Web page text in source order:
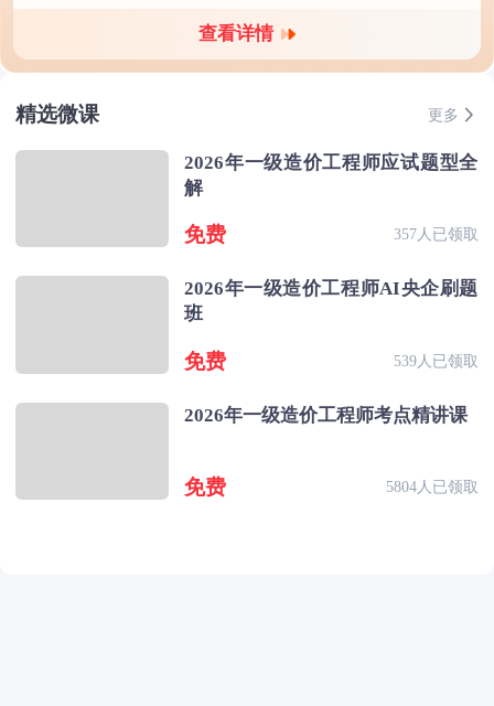
查看详情
精选微课 更多
2026年一级造价工程师应试题型全
解
免费 357人已领取
2026年一级造价工程师AI央企刷题
班
免费 539人已领取
2026年一级造价工程师考点精讲课
免费 5804人已领取